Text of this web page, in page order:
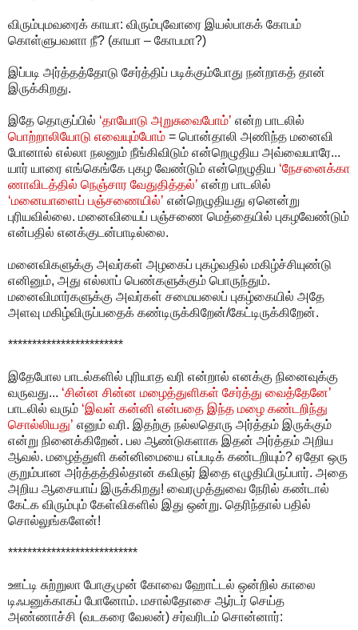
விரும்புமவரைக் காயா: விரும்புவோரை இயல்பாகக் கோபம்
கொள்ளுபவளா நீ? (காயா – கோபமா?)
இப்படி அர்த்தத்தோடு சேர்த்திப் படிக்கும்போது நன்றாகத் தான்
இருக்கிறது.
இதே தொகுப்பில் ‘தாயோடு அறுசுவைபோம்’ என்ற பாடலில்
பொற்றாலியோடு எவையும்போம் = பொன்தாலி அணிந்த மனைவி
போனால் எல்லா நலனும் நீங்கிவிடும் என்றெழுதிய அவ்வையாரே...
யார் யாரை எங்கெங்கே புகழ வேண்டும் என்றெழுதிய ‘நேசனைக்கா
ணாவிடத்தில் நெஞ்சார வேதுதித்தல்’ என்ற பாடலில்
‘மனையாளைப் பஞ்சணையில்’ என்றெழுதியது ஏனென்று
புரியவில்லை. மனைவியைப் பஞ்சணை மெத்தையில் புகழவேண்டும்
என்பதில் எனக்குடன்பாடில்லை.
மனைவிகளுக்கு அவர்கள் அழகைப் புகழ்வதில் மகிழ்ச்சியுண்டு
எனினும், அது எல்லாப் பெண்களுக்கும் பொருந்தும்.
மனைவிமார்களுக்கு அவர்கள் சமையலைப் புகழ்கையில் அதே
அளவு மகிழ்விருப்பதைக் கண்டிருக்கிறேன்/கேட்டிருக்கிறேன்.
************************
இதேபோல பாடல்களில் புரியாத வரி என்றால் எனக்கு நினைவுக்கு
வருவது... ‘சின்ன சின்ன மழைத்துளிகள் சேர்த்து வைத்தேனே’
பாடலில் வரும் ‘இவள் கன்னி என்பதை இந்த மழை கண்டறிந்து
சொல்லியது’ எனும் வரி. இதற்கு நல்லதொரு அர்த்தம் இருக்கும்
என்று நினைக்கிறேன். பல ஆண்டுகளாக இதன் அர்த்தம் அறிய
ஆவல். மழைத்துளி கன்னிமையை எப்படிக் கண்டறியும்? ஏதோ ஒரு
குறும்பான அர்த்தத்தில்தான் கவிஞர் இதை எழுதியிருப்பார். அதை
அறிய ஆசையாய் இருக்கிறது! வைரமுத்துவை நேரில் கண்டால்
கேட்க விரும்பும் கேள்விகளில் இது ஒன்று. தெரிந்தால் பதில்
சொல்லுங்களேன்!
***************************
ஊட்டி சுற்றுலா போகுமுன் கோவை ஹோட்டல் ஒன்றில் காலை
டிஃபனுக்காகப் போனோம். மசால்தோசை ஆர்டர் செய்த
அண்ணாச்சி (வடகரை வேலன்) சர்வரிடம் சொன்னார்: